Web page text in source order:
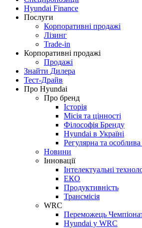
Hyundai Finance
Послуги
Корпоративні продажі
Лізинг
Trade-in
Корпоративні продажі
Продажі
Знайти Дилера
Тест-Драйв
Про Hyundai
Про бренд
Історія
Місія та цінності
Філософія Бренду
Hyundai в Україні
Регулярна та
Новини
Інновації
Інтелектуальні
ЕКО
Продуктивність
Трансмісія
WRC
Переможець
Hyundai у WRC